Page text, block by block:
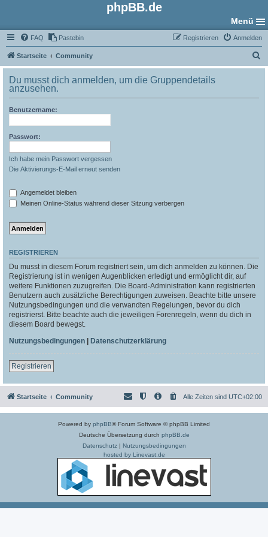
phpBB.de
Menü
FAQ Pastebin Anmelden
Registrieren
Startseite Community
u
Du musst dich anmelden, um die Gruppendetails
anzusehen.
Benutzername:
Passwort:
Ich habe mein Passwort vergessen
Die Aktivierungs-E-Mail erneut senden
Angemeldet bleiben
Meinen Online-Status während dieser Sitzung verbergen
REGISTRIEREN
Du musst in diesem Forum registriert sein, um dich anmelden zu können. Die
Registrierung ist in wenigen Augenblicken erledigt und ermöglicht dir, auf
weitere Funktionen zuzugreifen. Die Board-Administration kann registrierten
Benutzern auch zusätzliche Berechtigungen zuweisen. Beachte bitte unsere
Nutzungsbedingungen und die verwandten Regelungen, bevor du dich
registrierst. Bitte beachte auch die jeweiligen Forenregeln, wenn du dich in
diesem Board bewegst.
Nutzungsbedingungen | Datenschutzerklärung
Registrieren
Startseite Community Alle Zeiten sind UTC+02:00
Powered by phpBB® Forum Software © phpBB Limited
Deutsche Übersetzung durch phpBB.de
Datenschutz| Nutzungsbedingungen
hosted by Linevast.de